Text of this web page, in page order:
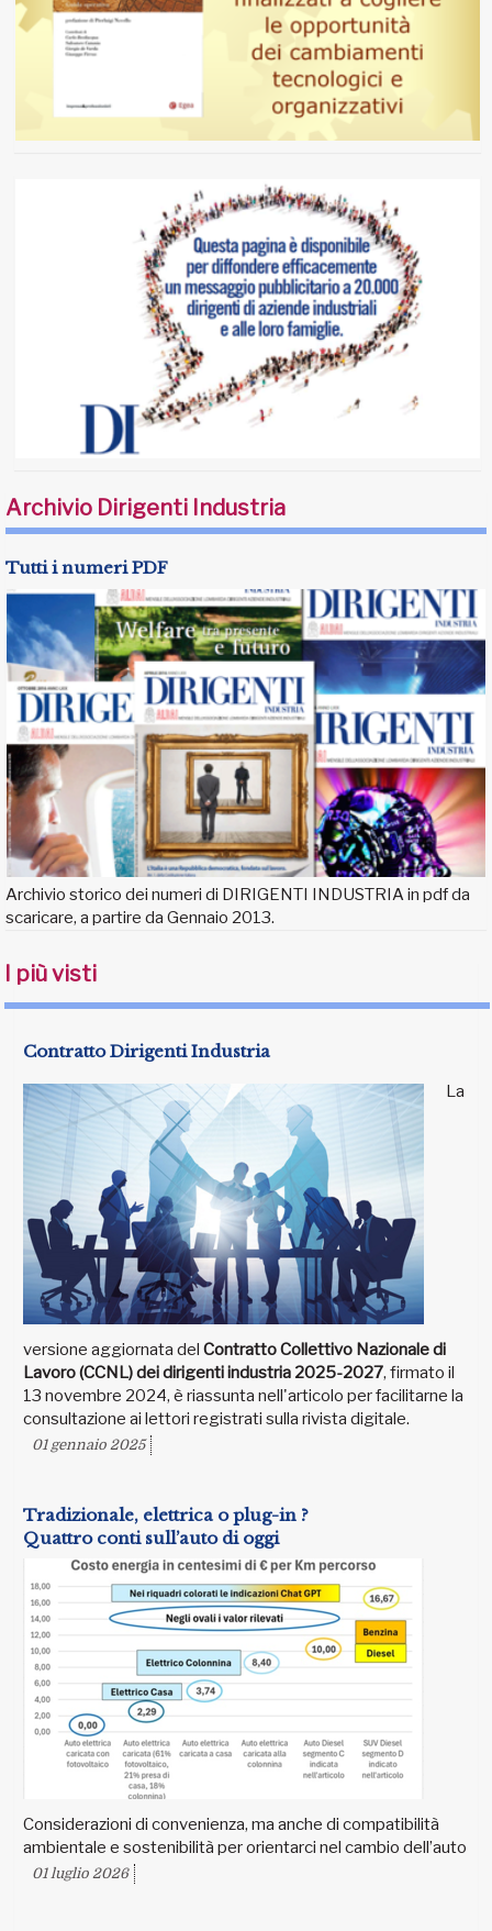
Archivio Dirigenti Industria
Tutti i numeri PDF
Archivio storico dei numeri di DIRIGENTI INDUSTRIA in pdf da
scaricare, a partire da Gennaio 2013.
I più visti
Contratto Dirigenti Industria
La
versione aggiornata del Contratto Collettivo Nazionale di
Lavoro (CCNL) dei dirigenti industria 2025-2027, firmato il
13 novembre 2024, è riassunta nell'articolo per facilitarne la
consultazione ai lettori registrati sulla rivista digitale.
01 gennaio 2025
Tradizionale, elettrica o plug-in ?
Quattro conti sull’auto di oggi
Considerazioni di convenienza, ma anche di compatibilità
ambientale e sostenibilità per orientarci nel cambio dell’auto
01 luglio 2026